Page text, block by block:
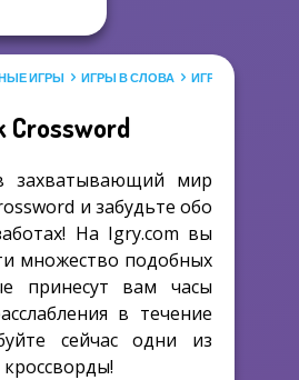
ИГРЫ ИГРЫ В СЛОВА ИГРЫ
Crossword
захватывающий мир
и забудьте обо
На Igry.com вы
множество подобных
принесут вам часы
в течение
сейчас одни из